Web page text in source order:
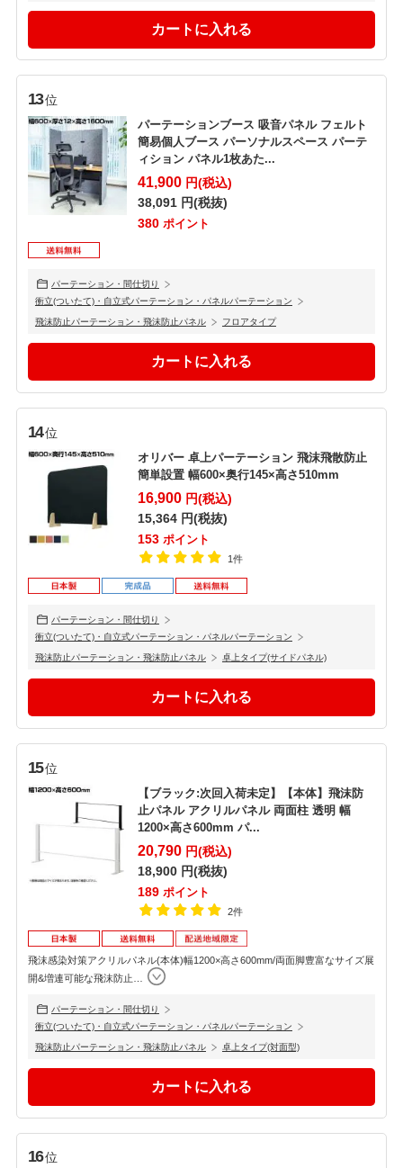
13位
パーテーションブース 吸音パネル フェルト
簡易個人ブース パーソナルスペース パーテ
ィション パネル1枚あた...
41,900円(税込)
38,091円(税抜)
380 ポイント
パーテーション・間仕切り
衝立(ついたて)・自立式パーテーション・パネルパーテーション
飛沫防止パーテーション・飛沫防止パネル フロアタイプ
14位
オリバー 卓上パーテーション 飛沫飛散防止
簡単設置 幅600×奥行145×高さ510mm
16,900円(税込)
15,364円(税抜)
153 ポイント
1件
パーテーション・間仕切り
衝立(ついたて)・自立式パーテーション・パネルパーテーション
飛沫防止パーテーション・飛沫防止パネル 卓上タイプ(サイドパネル)
15位
【ブラック:次回入荷未定】【本体】飛沫防
止パネル アクリルパネル 両面柱 透明 幅
1200×高さ600mm パ...
20,790円(税込)
18,900円(税抜)
189 ポイント
2件
飛沫感染対策アクリルパネル(本体)幅1200×高さ600mm/両面脚豊富なサイズ展
開&増連可能な飛沫防止
パーテーション・間仕切り
衝立(ついたて)・自立式パーテーション・パネルパーテーション
飛沫防止パーテーション・飛沫防止パネル 卓上タイプ(対面型)
16位